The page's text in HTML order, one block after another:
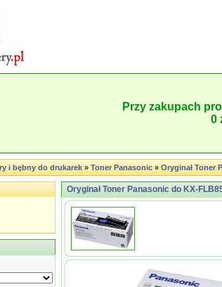
Przy zakupach
0
i bębny do drukarek»Toner Panasonic»Oryginał Toner
Oryginał Toner Panasonic do KX-